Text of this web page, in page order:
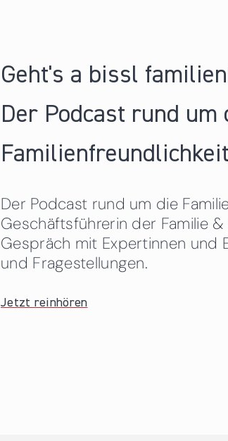
Geht's a bissl
Der Podcast rund um
Der Podcast rund um die
Geschäftsführerin der Familie
Gespräch mit Expertinnen und
und Fragestellungen.
Jetzt reinhören